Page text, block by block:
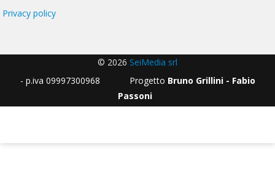
Privacy policy
© 2026 SeiMedia srl
- p.iva 09997300968 Progetto Bruno Grillini - Fabio
Passoni